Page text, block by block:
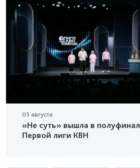
05 августа
«Не суть» вышла в полуфинал
Первой лиги КВН